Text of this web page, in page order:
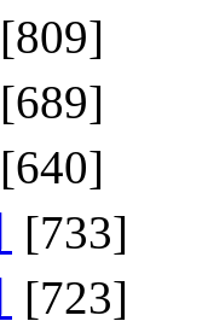
[809]
[689]
[640]
[733]
[723]